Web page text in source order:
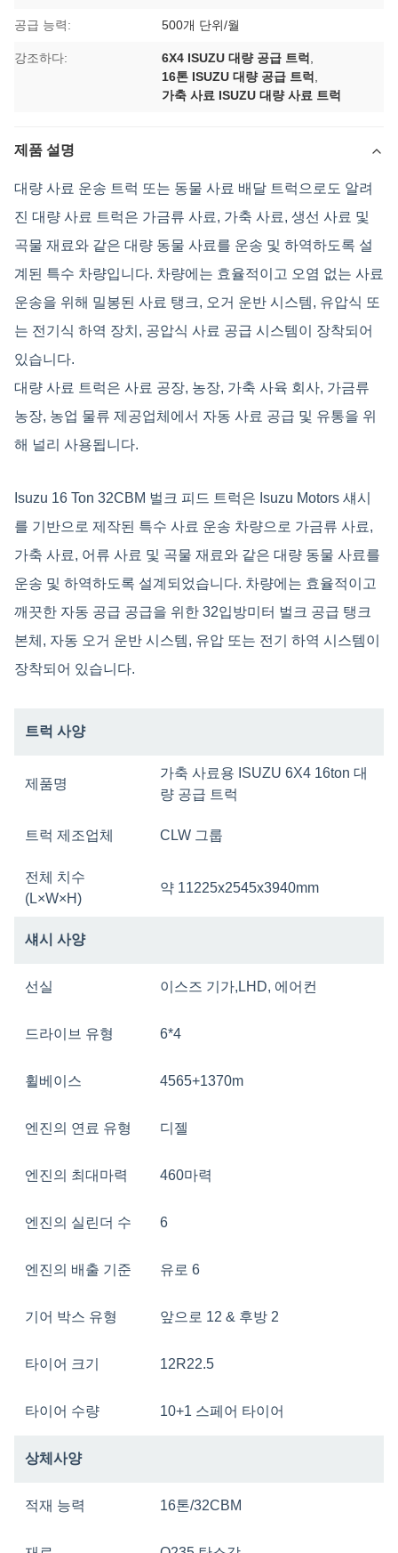
공급 능력: 500개 단위/월
강조하다: 6X4 ISUZU 대량 공급 트럭
16톤 ISUZU 대량 공급 트럭
가축 사료 ISUZU 대량 사료 트럭
제품 설명
대량 사료 운송 트럭 또는 동물 사료 배달 트럭으로도 알려
진 대량 사료 트럭은 가금류 사료, 가축 사료, 생선 사료 및
곡물 재료와 같은 대량 동물 사료를 운송 및 하역하도록 설
계된 특수 차량입니다. 차량에는 효율적이고 오염 없는 사료
운송을 위해 밀봉된 사료 탱크, 오거 운반 시스템, 유압식 또
는 전기식 하역 장치, 공압식 사료 공급 시스템이 장착되어
있습니다.
대량 사료 트럭은 사료 공장, 농장, 가축 사육 회사, 가금류
농장, 농업 물류 제공업체에서 자동 사료 공급 및 유통을 위
해 널리 사용됩니다.
Isuzu 16 Ton 32CBM 벌크 피드 트럭은 Isuzu Motors 섀시
를 기반으로 제작된 특수 사료 운송 차량으로 가금류 사료,
가축 사료, 어류 사료 및 곡물 재료와 같은 대량 동물 사료를
운송 및 하역하도록 설계되었습니다. 차량에는 효율적이고
깨끗한 자동 공급 공급을 위한 32입방미터 벌크 공급 탱크
본체, 자동 오거 운반 시스템, 유압 또는 전기 하역 시스템이
장착되어 있습니다.
트럭 사양
제품명
가축 사료용 ISUZU 6X4 16ton 대
량 공급 트럭
트럭 제조업체 CLW 그룹
전체 치수
(L×W×H)
약 11225x2545x3940mm
섀시 사양
선실 이스즈 기가, LHD, 에어컨
드라이브 유형 6*4
휠베이스 4565+1370m
엔진의 연료 유형 디젤
엔진의 최대마력 460마력
엔진의 실린더 수 6
엔진의 배출 기준 유로 6
기어 박스 유형 앞으로 12 & 후방 2
타이어 크기 12R22.5
타이어 수량 10+1 스페어 타이어
상체사양
적재 능력 16톤/32CBM